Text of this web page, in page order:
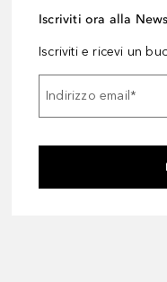
Iscriviti ora alla
Iscriviti e ricevi un
Indirizzo email*